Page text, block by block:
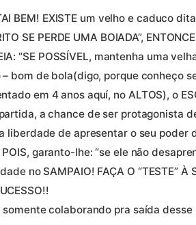
BEM! EXISTE um velho e caduco
SE PERDE UMA BOIADA”,
“SE POSSÍVEL, mantenha uma
– bom de bola(digo, porque conheço
em 4 anos aquí, no ALTOS), o
a chance de ser protagonista
liberdade de apresentar o seu poder
garanto-lhe: “se ele não
no SAMPAIO! FAÇA O “TESTE” À
somente colaborando pra saída desse